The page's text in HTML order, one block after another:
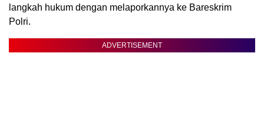
langkah hukum dengan melaporkannya ke Bareskrim
Polri.
ADVERTISEMENT